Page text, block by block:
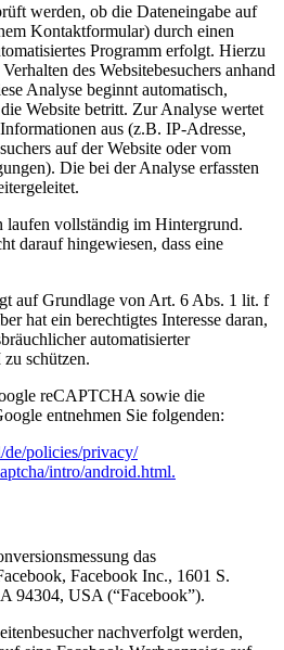
werden, ob die Dateneingabe auf
Kontaktformular) durch einen
Programm erfolgt. Hierzu
des Websitebesuchers anhand
Analyse beginnt automatisch,
Website betritt. Zur Analyse wertet
aus (z.B. IP-Adresse,
auf der Website oder vom
Die bei der Analyse erfassten
vollständig im Hintergrund.
darauf hingewiesen, dass eine
auf Grundlage von Art. 6 Abs. 1 lit. f
hat ein berechtigtes Interesse daran,
automatisierter
schützen.
reCAPTCHA sowie die
entnehmen Sie folgenden:
policies/privacy/
intro/android.html.
das
Facebook Inc., 1601 S.
94304, USA (“Facebook”).
nachverfolgt werden,